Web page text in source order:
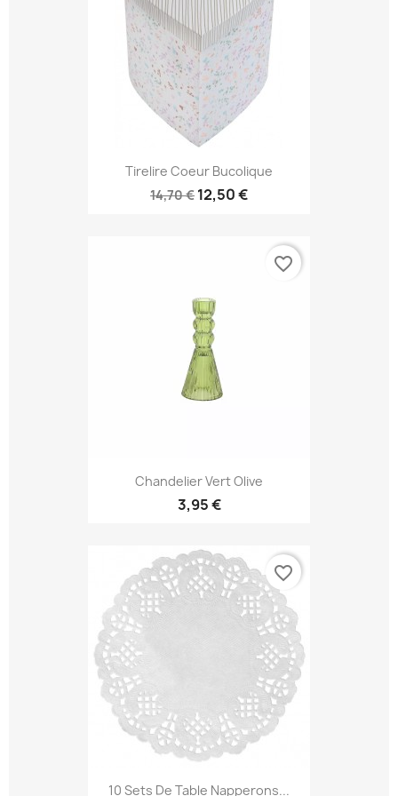
Tirelire Coeur Bucolique
14,70 € 12,50 €
Chandelier Vert Olive
3,95 €
favorite_border
10 Sets De Table Napperons...
favorite_border